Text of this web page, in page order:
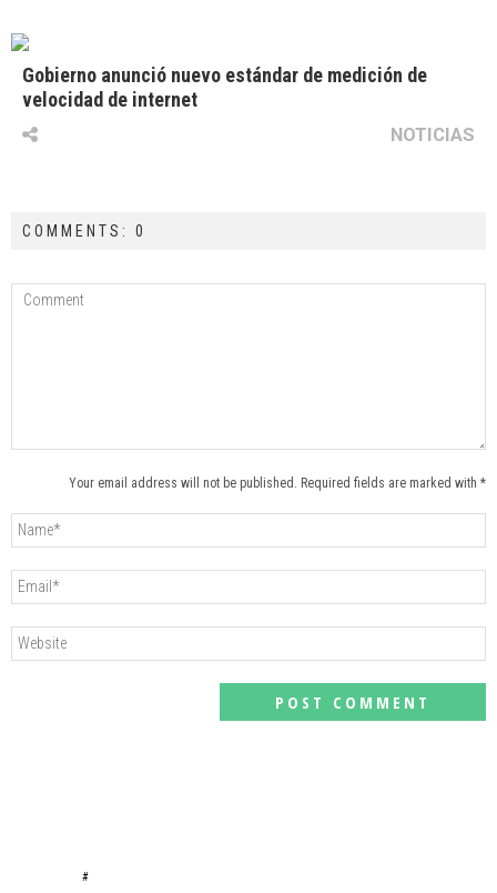
Gobierno anunció nuevo estándar de medición de
velocidad de internet
NOTICIAS
COMMENTS: 0
Your email address will not be published. Required fields are marked with *
#